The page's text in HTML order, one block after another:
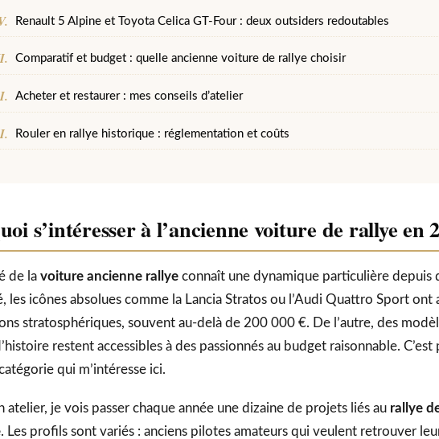
Renault 5 Alpine et Toyota Celica GT-Four : deux outsiders redoutables
Comparatif et budget : quelle ancienne voiture de rallye choisir
Acheter et restaurer : mes conseils d’atelier
Rouler en rallye historique : réglementation et coûts
s’intéresser à l’ancienne voiture de rallye en
de la voiture ancienne rallye connaît une dynamique particulière depuis
les icônes absolues comme la Lancia Stratos ou l’Audi Quattro Sport ont
stratosphériques, souvent au-delà de 200 000 €. De l’autre, des
restent accessibles à des passionnés au budget raisonnable.
qui m’intéresse ici.
atelier, je vois passer chaque année une dizaine de projets liés au rallye
. Les profils sont variés : anciens pilotes amateurs qui veulent retrouver